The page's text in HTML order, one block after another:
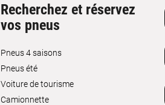
Recherchez et réservez
vos pneus
Pneus 4 saisons
Pneus été
Voiture de tourisme
Camionnette